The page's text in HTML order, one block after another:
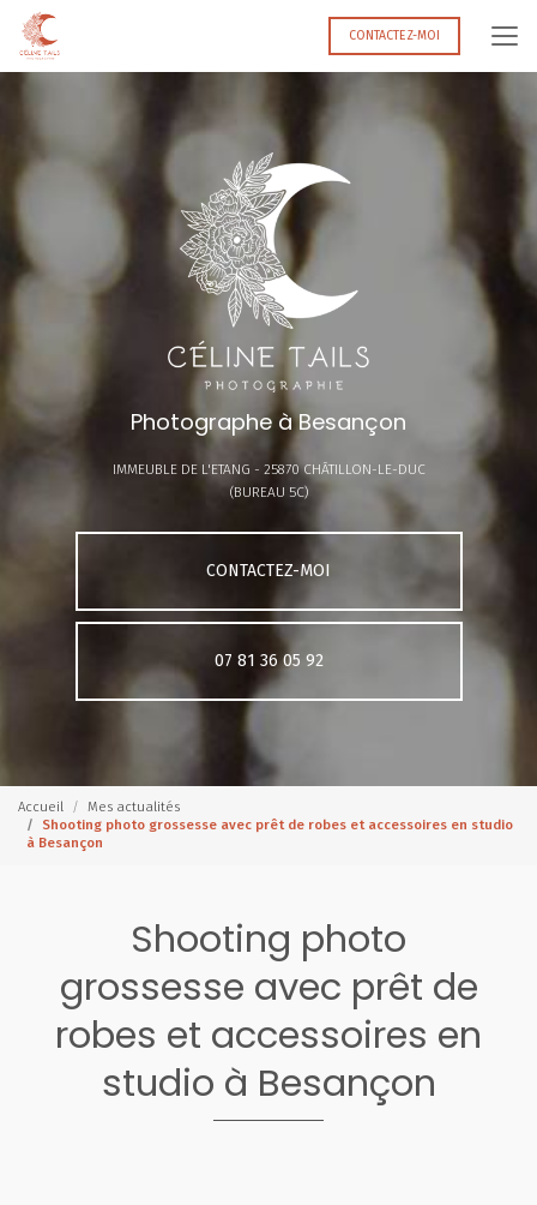
Aller
contenu
CONTACTEZ-MOI
Photographe à Besançon
IMMEUBLE DE L'ETANG - 25870 CHÂTILLON-LE-DUC
(BUREAU 5C)
CONTACTEZ-MOI
07 81 36 05 92
Accueil
Mes actualités
Shooting photo grossesse avec prêt de robes et accessoires en studio
à Besançon
Shooting photo
grossesse avec prêt de
robes et accessoires en
studio à Besançon